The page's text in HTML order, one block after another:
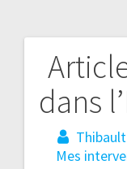
dans
Mes